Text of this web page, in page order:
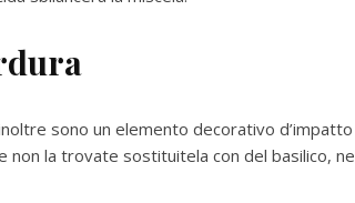
sono un elemento decorativo d’impatto
non la trovate sostituitela con del basilico, ne